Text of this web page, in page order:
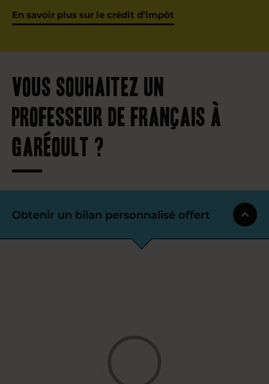
En savoir plus sur le crédit d’impôt
Vous souhaitez un
professeur de français à
Garéoult ?
Obtenir un bilan personnalisé offert